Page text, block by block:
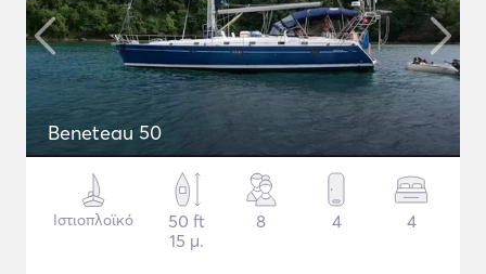
Beneteau 50
Ιστιοπλοϊκό
50 ft
15 μ.
8 4 4